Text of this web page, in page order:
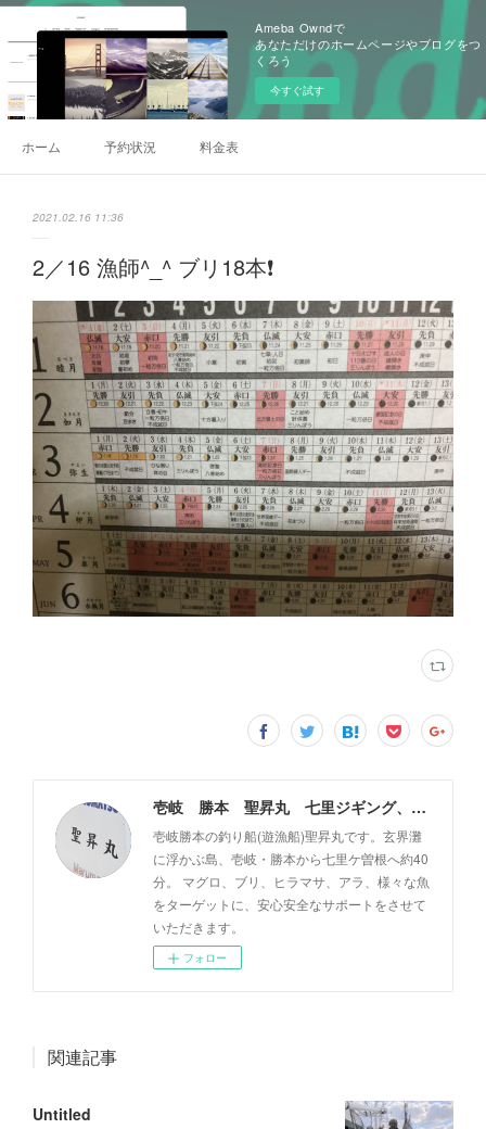
Ameba Owndで
あなただけのホームページやブログをつ
くろう
今すぐ試す
ホーム 予約状況 料金表
2021.02.16 11:36
2／16 漁師^_^ ブリ18本❗️
壱岐 勝本 聖昇丸 七里ジギング、タイラバ
壱岐勝本の釣り船(遊漁船)聖昇丸です。玄界灘
に浮かぶ島、壱岐・勝本から七里ケ曽根へ約40
分。 マグロ、ブリ、ヒラマサ、アラ、様々な魚
をターゲットに、安心安全なサポートをさせて
いただきます。
フォロー
関連記事
Untitled